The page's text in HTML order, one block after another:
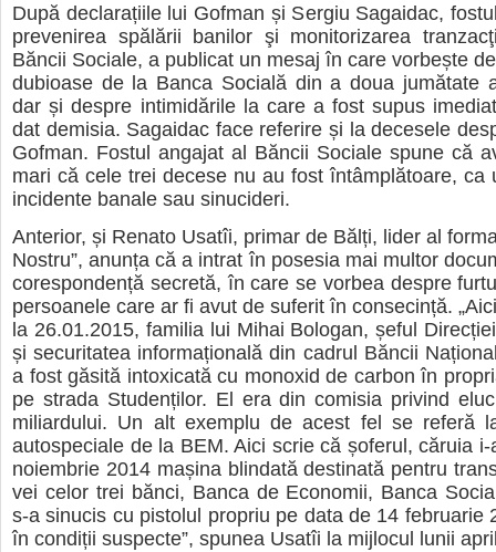
După decla­ra­ți­ile lui Gofman și Ser­giu Sagai­dac,
pre­ve­ni­rea spă­lă­rii bani­lor şi moni­to­ri­za­rea
Băn­cii Soci­ale, a publi­cat un mesaj în care vor­bește
dubi­oase de la Banca Soci­ală din a doua jumă­tate
dar și des­pre inti­mi­dă­rile la care a fost supus
dat demi­sia. Sagai­dac face refe­rire și la dece­sele
Gofman. Fos­tul anga­jat al Băn­cii Soci­ale spune că
mari că cele trei decese nu au fost întâm­plă­toare, ca
inci­dente banale sau sinu­ci­deri.
Ante­rior, și Renato Usa­tîi, pri­mar de Bălți, lider al
Nos­tru”, anunța că a intrat în pose­sia mai mul­tor
cores­pon­dență secretă, în care se vor­bea des­pre
per­soa­nele care ar fi avut de sufe­rit în con­se­cință.
la 26.01.2015, fami­lia lui Mihai Bolo­gan, șeful
și secu­ri­ta­tea infor­ma­țio­nală din cadrul Băn­cii
a fost găsită into­xi­cată cu mono­xid de car­bon în
pe strada Stu­den­ți­lor. El era din comi­sia pri­vind
mili­ar­du­lui. Un alt exem­plu de acest fel se referă
autos­pe­ci­ale de la BEM. Aici scrie că șofe­rul, căruia
noiem­brie 2014 mașina blin­dată des­ti­nată pen­tru
vei celor trei bănci, Banca de Eco­no­mii, Banca
s-a sinu­cis cu pis­to­lul pro­priu pe data de 14 febru­a­rie
în con­di­ții sus­pecte”, spu­nea Usa­tîi la mij­lo­cul lunii